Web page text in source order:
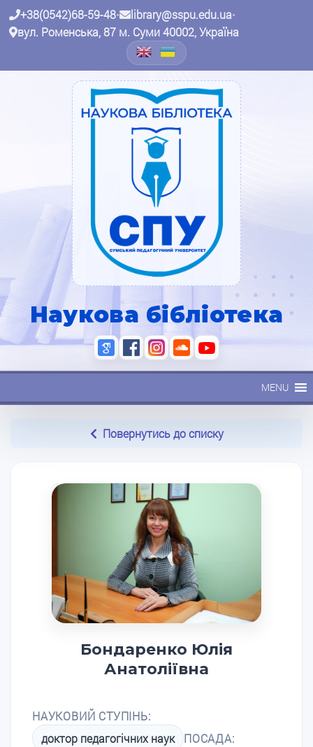
+38(0542)68-59-48• library@sspu.edu.ua•
вул. Роменська, 87 м. Суми 40002, Україна
Наукова бібліотека
MENU
Повернутись до списку
Бондаренко Юлія
Анатоліївна
НАУКОВИЙ СТУПІНЬ:
доктор педагогічних наук
ПОСАДА: